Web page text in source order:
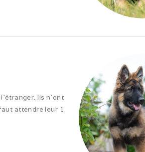
Ils n’ont
attendre leur 1